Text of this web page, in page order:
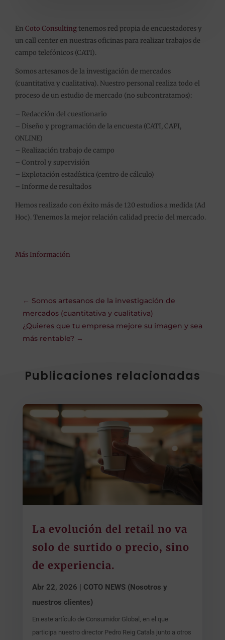
En Coto Consultingtenemos red propia de encuestadores y
un call center en nuestras oficinas para realizar trabajos de
campo telefónicos (CATI).
Somos artesanos de la investigación de mercados
(cuantitativa y cualitativa). Nuestro personal realiza todo el
proceso de un estudio de mercado (no subcontratamos):
– Redacción del cuestionario
– Diseño y programación de la encuesta (CATI, CAPI,
ONLINE)
– Realización trabajo de campo
– Control y supervisión
– Explotación estadística (centro de cálculo)
– Informe de resultados
Hemos realizado con éxito más de 120 estudios a medida (Ad
Hoc). Tenemos la mejor relación calidad precio del mercado.
Más Información
← Somos artesanos de la investigación de
mercados (cuantitativa y cualitativa)
¿Quieres que tu empresa mejore su imagen y sea
más rentable? →
Publicaciones relacionadas
La evolución del retail no va
solo de surtido o precio, sino
de experiencia.
Abr 22, 2026 | COTO NEWS (Nosotros y
nuestros clientes)
En este artículo de Consumidor Global, en el que
participa nuestro director Pedro Reig Catala junto a otros